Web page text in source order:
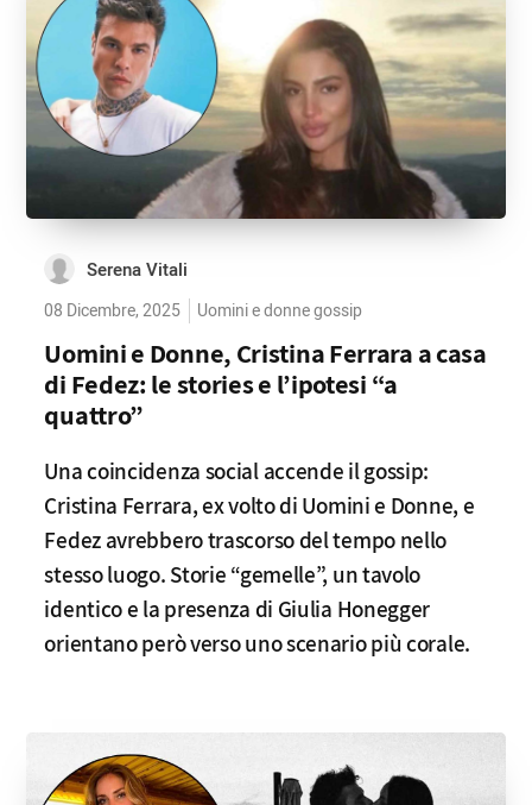
Serena Vitali
08 Dicembre, 2025 Uomini e donne gossip
Uomini e Donne, Cristina Ferrara a casa
di Fedez: le stories e l’ipotesi “a
quattro”
Una coincidenza social accende il gossip:
Cristina Ferrara, ex volto di Uomini e Donne, e
Fedez avrebbero trascorso del tempo nello
stesso luogo. Storie “gemelle”, un tavolo
identico e la presenza di Giulia Honegger
orientano però verso uno scenario più corale.